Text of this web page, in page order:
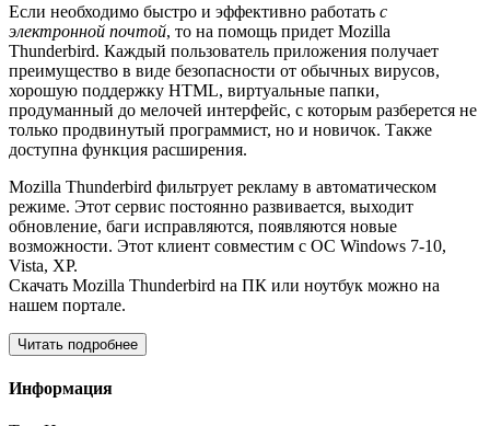
Если необходимо быстро и эффективно работать с
электронной почтой, то на помощь придет Mozilla
Thunderbird. Каждый пользователь приложения получает
преимущество в виде безопасности от обычных вирусов,
хорошую поддержку HTML, виртуальные папки,
продуманный до мелочей интерфейс, с которым разберется не
только продвинутый программист, но и новичок. Также
доступна функция расширения.
Mozilla Thunderbird фильтрует рекламу в автоматическом
режиме. Этот сервис постоянно развивается, выходит
обновление, баги исправляются, появляются новые
возможности. Этот клиент совместим с ОС Windows 7-10,
Vista, XP.
Скачать Mozilla Thunderbird на ПК или ноутбук можно на
нашем портале.
Читать подробнее
Информация